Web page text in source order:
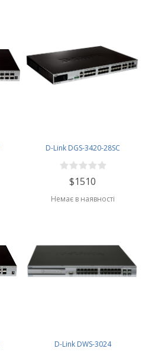
D-Link DGS-3420-28SC
$1510
Немає в наявності
D-Link DWS-3024